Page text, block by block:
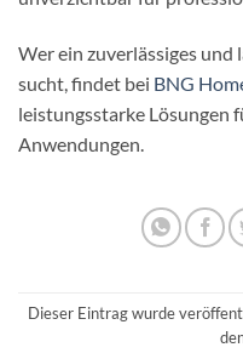
Wer ein zuverlässiges und
sucht, findet bei BNG
leistungsstarke Lösungen
Anwendungen.
Dieser Eintrag wurde